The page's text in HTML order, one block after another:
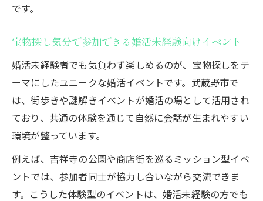
です。
宝物探し気分で参加できる婚活未経験向けイベント
婚活未経験者でも気負わず楽しめるのが、宝物探しをテ
ーマにしたユニークな婚活イベントです。武蔵野市で
は、街歩きや謎解きイベントが婚活の場として活用され
ており、共通の体験を通じて自然に会話が生まれやすい
環境が整っています。
例えば、吉祥寺の公園や商店街を巡るミッション型イベ
ントでは、参加者同士が協力し合いながら交流できま
す。こうした体験型のイベントは、婚活未経験の方でも